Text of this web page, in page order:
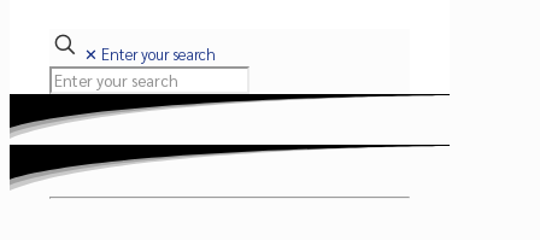
✕ Enter your search